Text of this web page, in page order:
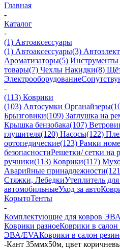
Главная
-
Каталог
-
(1) Автоаксессуары
(1) Автоаксессуары(3)
Ароматизаторы(5)
товары(7) Чехлы Накидки(8)
Электрооборудование
-
(113) Коврики
(103) Автосумки Органайзеры
Брызговики(109) Заглушка на
Крышка бензобака(107)
глушителя(120) Насосы(122)
ортопедические(123) Рамки
безопасностиРешетки/ сетки на
ручники(113) Коврики(117)
Аварийные принадлежности
Стяжки, ЛебедкиУтеплитель
автомобильныеУход за авто
КорытоТенты
-
Комплектующие для ковров ЭВА
Коврики разноеКоврики в
ЭВА/EVAКоврики в салон
-Кант 35ммх50м, цвет